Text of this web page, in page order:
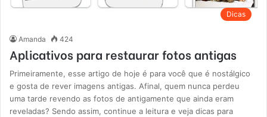
Dicas
Amanda 424
Aplicativos para restaurar fotos antigas
Primeiramente, esse artigo de hoje é para você que é nostálgico
e gosta de rever imagens antigas. Afinal, quem nunca perdeu
uma tarde revendo as fotos de antigamente que ainda eram
reveladas? Sendo assim, continue a leitura e veja dicas para